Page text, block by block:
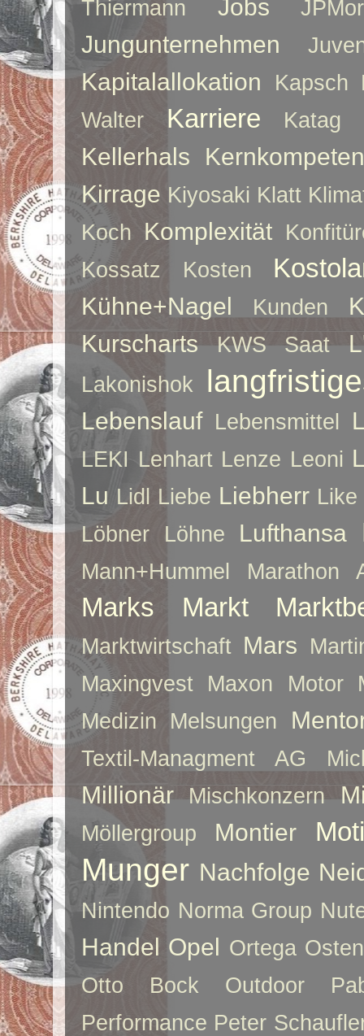
Thiermann Jobs
Jungunternehmen
Kapitalallokation Kapsch
Walter
Karriere Katag
Kellerhals
Kirrage Kiyosaki Klatt
Koch Komplexität
Kossatz
Kosten
Kühne+Nagel Kunden
Kurscharts
KWS Saat
Lakonishok
Lebenslauf Lebensmittel
LEKI Lenhart Lenze Leoni
Lu Lidl Liebe Liebherr Like
Löbner
Löhne Lufthansa
Mann+Hummel Marathon
Marks Markt
Marktwirtschaft Mars
Maxingvest
Maxon Motor
Medizin
Melsungen
Textil-Managment AG
Millionär Mischkonzern
Möllergroup Montier
Munger Nachfolge
Nintendo Norma Group
Handel Opel Ortega Osten
Otto Bock
Outdoor
Performance Peter